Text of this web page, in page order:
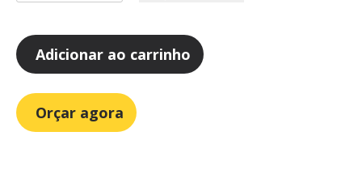
Adicionar ao carrinho
Orçar agora